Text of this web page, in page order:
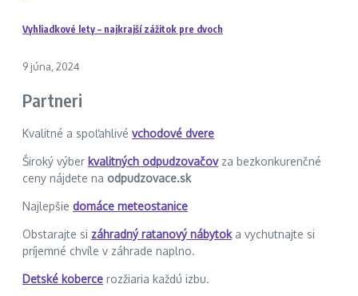
Vyhliadkové lety – najkrajší zážitok pre dvoch
9 júna, 2024
Partneri
Kvalitné a spoľahlivé vchodové dvere
Široký výber kvalitných odpudzovačovza bezkonkurenčné
ceny nájdete na odpudzovace.sk
Najlepšie domáce meteostanice
Obstarajte si záhradný ratanový nábytoka vychutnajte si
príjemné chvíle v záhrade naplno.
Detské koberce rozžiaria každú izbu.